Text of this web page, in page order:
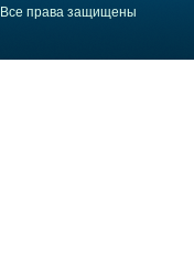
Все права защищены